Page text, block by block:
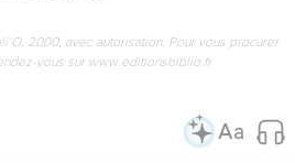
2000, avec autorisation. Pour vous procurer
vous sur www.editionsbiblio.fr